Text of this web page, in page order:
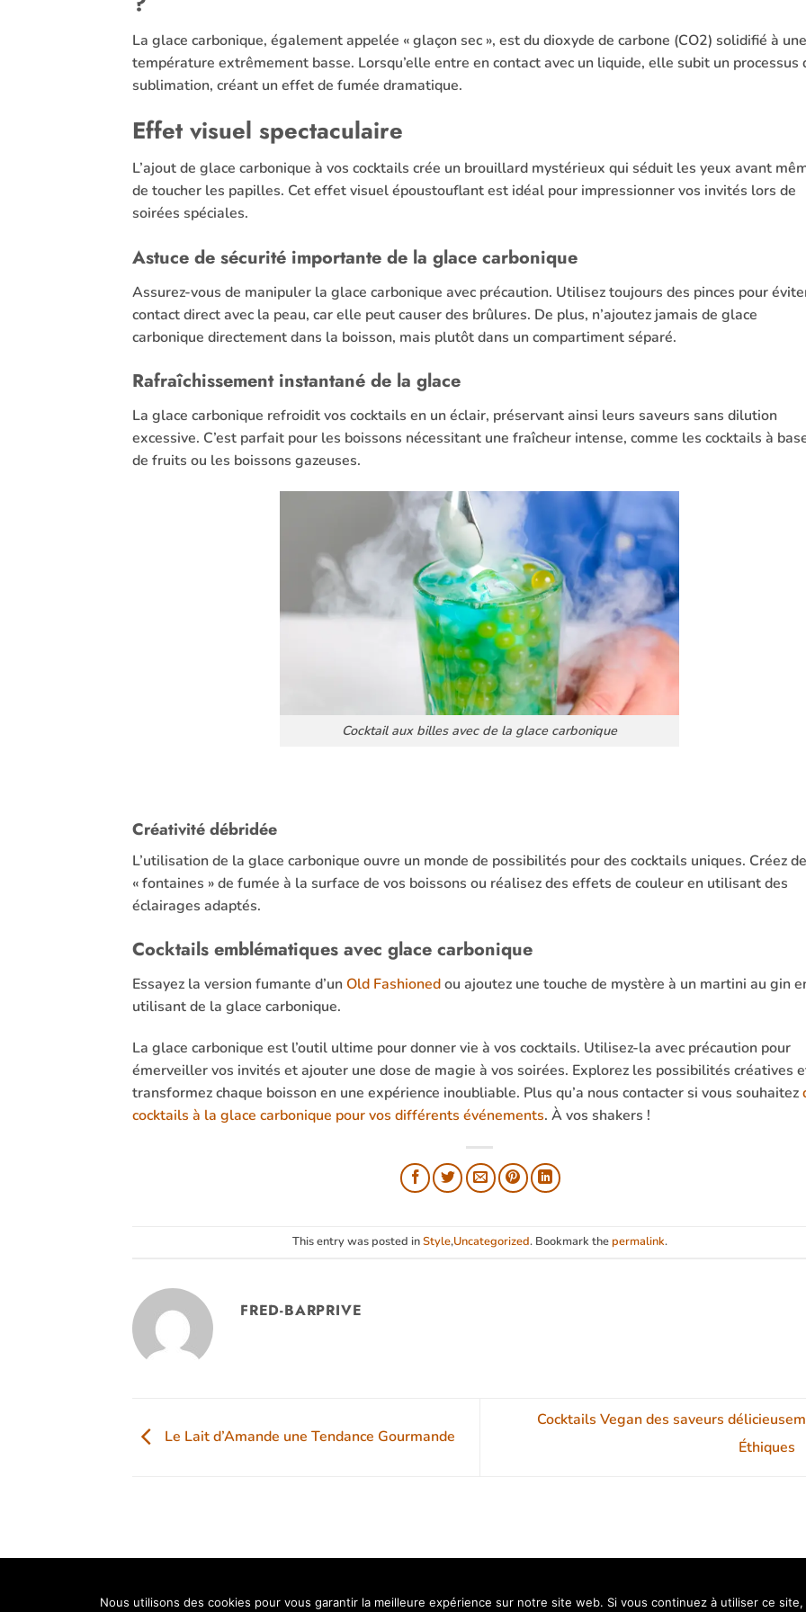
La glace carbonique, également appelée « glaçon sec », est du dioxyde de carbone (CO2) solidifié à une
température extrêmement basse. Lorsqu’elle entre en contact avec un liquide, elle subit un processus
sublimation, créant un effet de fumée dramatique.
Effet visuel spectaculaire
L’ajout de glace carbonique à vos cocktails crée un brouillard mystérieux qui séduit les yeux avant
de toucher les papilles. Cet effet visuel époustouflant est idéal pour impressionner vos invités lors de
soirées spéciales.
Astuce de sécurité importante de la glace carbonique
Assurez-vous de manipuler la glace carbonique avec précaution. Utilisez toujours des pinces pour
contact direct avec la peau, car elle peut causer des brûlures. De plus, n’ajoutez jamais de glace
carbonique directement dans la boisson, mais plutôt dans un compartiment séparé.
Rafraîchissement instantané de la glace
La glace carbonique refroidit vos cocktails en un éclair, préservant ainsi leurs saveurs sans dilution
excessive. C’est parfait pour les boissons nécessitant une fraîcheur intense, comme les cocktails à
de fruits ou les boissons gazeuses.
Cocktail aux billes avec de la glace carbonique
Créativité débridée
L’utilisation de la glace carbonique ouvre un monde de possibilités pour des cocktails uniques. Créez
« fontaines » de fumée à la surface de vos boissons ou réalisez des effets de couleur en utilisant des
éclairages adaptés.
Cocktails emblématiques avec glace carbonique
Essayez la version fumante d’un Old Fashionedou ajoutez une touche de mystère à un martini au gin
utilisant de la glace carbonique.
La glace carbonique est l’outil ultime pour donner vie à vos cocktails. Utilisez-la avec précaution pour
émerveiller vos invités et ajouter une dose de magie à vos soirées. Explorez les possibilités créatives
transformez chaque boisson en une expérience inoubliable. Plus qu’a nous contacter si vous souhaitez
cocktails à la glace carbonique pour vos différents événements. À vos shakers !
This entry was posted inStyle,Uncategorized. Bookmark thepermalink.
FRED-BARPRIVE
Le Lait d’Amande une Tendance Gourmande
Cocktails Vegan des saveurs
Éthiques
Copyright 2026 ©Bar Privé
Nous utilisons des cookies pour vous garantir la meilleure expérience sur notre site web. Si vous continuez à utiliser ce